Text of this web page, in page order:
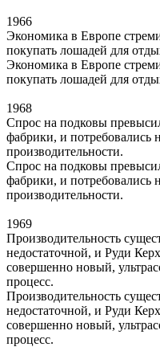
1966
Экономика в Европе
покупать лошадей для
Экономика в Европе
покупать лошадей для
1968
Спрос на подковы
фабрики, и
производительности.
Спрос на подковы
фабрики, и
производительности.
1969
Производительность
недостаточной, и Руди
совершенно новый,
процесс.
Производительность
недостаточной, и Руди
совершенно новый,
процесс.